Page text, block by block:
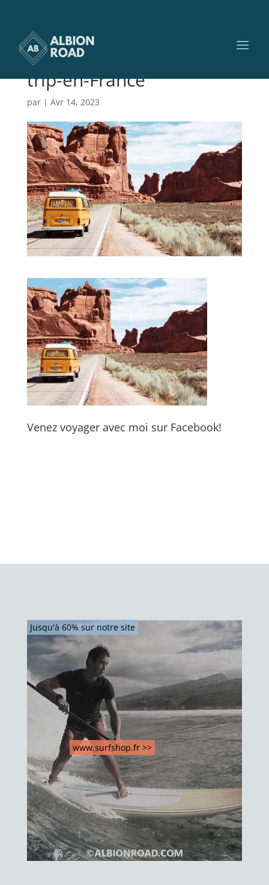
Les-lieux-insolites–
dcouvrir-lors-dun-road-
trip-en-France
par | Avr 14, 2023
Venez voyager avec moi sur Facebook!
www.surfshop.fr >>
Jusqu'à 60% sur notre site